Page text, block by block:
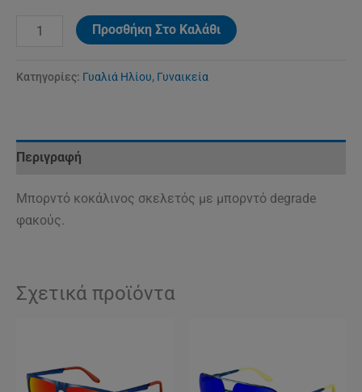
Προσθήκη Στο Καλάθι
Κατηγορίες: Γυαλιά Ηλίου, Γυναικεία
Περιγραφή
Μπορντό κοκάλινος σκελετός με μπορντό degrade
φακούς.
Σχετικά προϊόντα